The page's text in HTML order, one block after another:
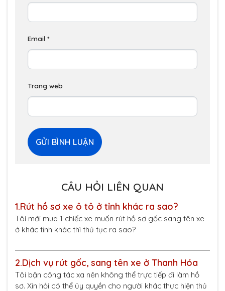
Email *
Trang web
CÂU HỎI LIÊN QUAN
1.Rút hồ sơ xe ô tô ở tỉnh khác ra sao?
Tôi mới mua 1 chiếc xe muốn rút hồ sơ gốc sang tên xe
ở khác tỉnh khác thì thủ tục ra sao?
2.Dịch vụ rút gốc, sang tên xe ở Thanh Hóa
Tôi bận công tác xa nên không thể trực tiếp đi làm hồ
sơ. Xin hỏi có thể ủy quyền cho người khác thực hiện thủ